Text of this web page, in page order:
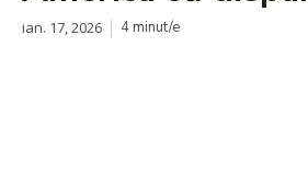
ian. 17, 2026 4minut/e